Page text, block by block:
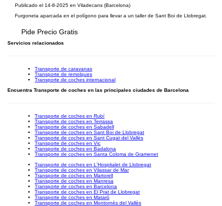
Publicado el 14-8-2025 en Viladecans (Barcelona)
Furgoneta aparcada en el polígono para llevar a un taller de Sant Boi de Llobregat.
Pide Precio Gratis
Servicios relacionados
Transporte de caravanas
Transporte de remolques
Transporte de coches internacional
Encuentra Transporte de coches en las principales ciudades de Barcelona
Transporte de coches en Rubí
Transporte de coches en Terrassa
Transporte de coches en Sabadell
Transporte de coches en Sant Boi de Llobregat
Transporte de coches en Sant Cugat del Vallès
Transporte de coches en Vic
Transporte de coches en Badalona
Transporte de coches en Santa Coloma de Gramenet
Transporte de coches en L'Hospitalet de Llobregat
Transporte de coches en Vilassar de Mar
Transporte de coches en Martorell
Transporte de coches en Manresa
Transporte de coches en Barcelona
Transporte de coches en El Prat de Llobregat
Transporte de coches en Mataró
Transporte de coches en Montornès del Vallès